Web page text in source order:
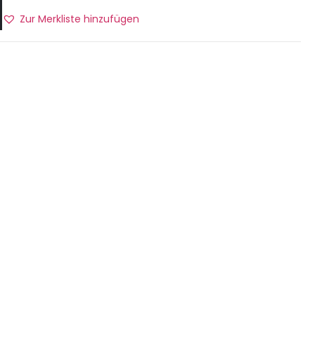
Zur Merkliste hinzufügen